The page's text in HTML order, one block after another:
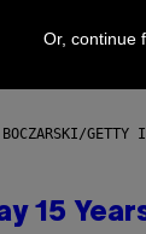
GETTY
15
Or, continue